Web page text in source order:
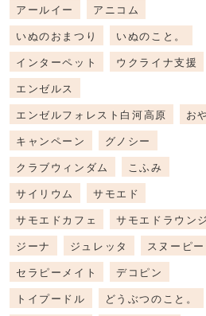
アールイー
アニコム
いぬのおまつり
いぬのこと。
インターペット
ウクライナ支援
エンゼルス
エンゼルフォレスト白河高原
お
キャンペーン
グノシー
クラブウィンダム
こふみ
サイリウム
サモエド
サモエドカフェ
サモエドラウン
ジーナ
ジュレッタ
スヌーピー
セラピーメイト
デコピン
トイプードル
どうぶつのこと。